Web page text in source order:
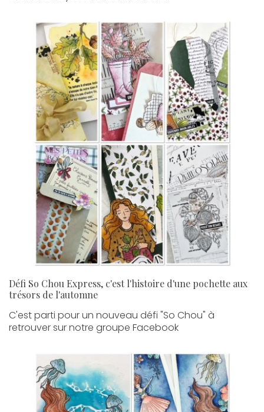
Défi So Chou Express, c'est l'histoire d'une pochette aux
trésors de l'automne
C'est parti pour un nouveau défi "So Chou" à
retrouver sur notre groupe Facebook